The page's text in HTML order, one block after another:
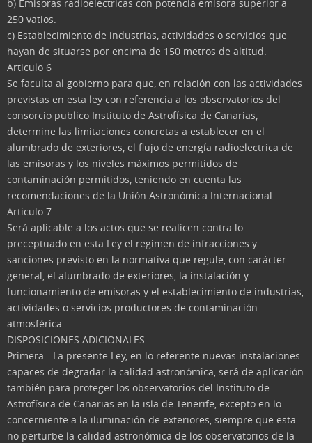
b) Emisoras radioelectricas con potencia emisora superior a
250 vatios.
c) Establecimiento de industrias, actividades o servicios que
hayan de situarse por encima de 150 metros de altitud.
Articulo 6
Se faculta al gobierno para que, en relación con las actividades
previstas en esta ley con referencia a los observatorios del
consorcio publico Instituto de Astrofísica de Canarias,
determine las limitaciones concretas a establecer en el
alumbrado de exteriores, el flujo de energía radioelectrica de
las emisoras y los niveles máximos permitidos de
contaminación permitidos, teniendo en cuenta las
recomendaciones de la Unión Astronómica Internacional.
Articulo 7
Será aplicable a los actos que se realicen contra lo
preceptuado en esta Ley el regimen de infracciones y
sanciones previsto en la normativa que regule, con carácter
general, el alumbrado de exteriores, la instalación y
funcionamiento de emisoras y el establecimiento de industrias,
actividades o servicios productores de contaminación
atmosférica.
DISPOSICIONES ADICIONALES
Primera.- La presente Ley, en lo referente nuevas instalaciones
capaces de degradar la calidad astronómica, será de aplicación
también para proteger los observatorios del Instituto de
Astrofísica de Canarias en la isla de Tenerife, excepto en lo
concerniente a la iluminación de exteriores, siempre que esta
no perturbe la calidad astronómica de los observatorios de la